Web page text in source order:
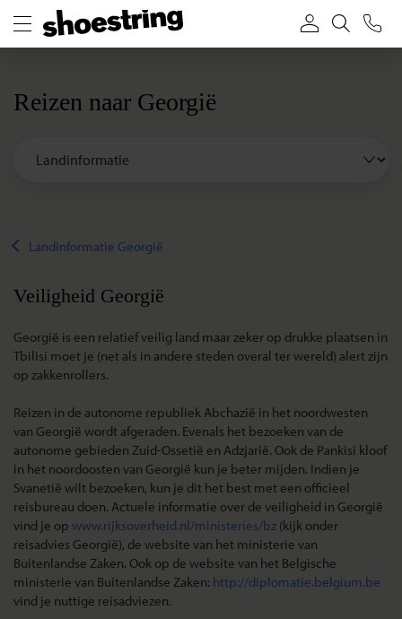
Reizen naar Georgië
Landinformatie Georgië
Veiligheid Georgië
Georgië is een relatief veilig land maar zeker op drukke plaatsen in
Tbilisi moet je (net als in andere steden overal ter wereld) alert zijn
op zakkenrollers.
Reizen in de autonome republiek Abchazië in het noordwesten
van Georgië wordt afgeraden. Evenals het bezoeken van de
autonome gebieden Zuid-Ossetië en Adzjarië. Ook de Pankisi kloof
in het noordoosten van Georgië kun je beter mijden. Indien je
Svanetië wilt bezoeken, kun je dit het best met een officieel
reisbureau doen. Actuele informatie over de veiligheid in Georgië
vind je op www.rijksoverheid.nl/ministeries/bz (kijk onder
reisadvies Georgië), de website van het ministerie van
Buitenlandse Zaken. Ook op de website van het Belgische
ministerie van Buitenlandse Zaken: http://diplomatie.belgium.be
vind je nuttige reisadviezen.